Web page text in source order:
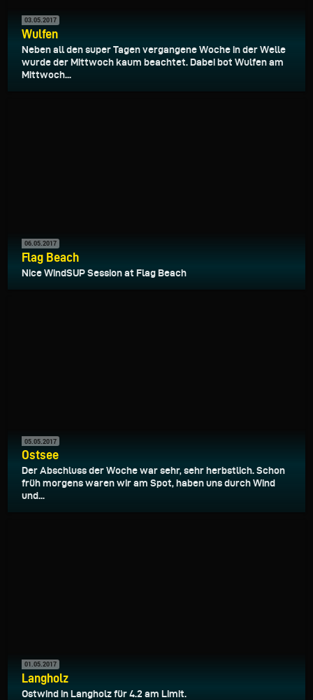
03.05.2017
Wulfen
Neben all den super Tagen vergangene Woche in der Welle
wurde der Mittwoch kaum beachtet. Dabei bot Wulfen am
Mittwoch...
06.05.2017
Flag Beach
Nice WindSUP Session at Flag Beach
05.05.2017
Ostsee
Der Abschluss der Woche war sehr, sehr herbstlich. Schon
früh morgens waren wir am Spot, haben uns durch Wind
und...
01.05.2017
Langholz
Ostwind in Langholz für 4.2 am Limit.